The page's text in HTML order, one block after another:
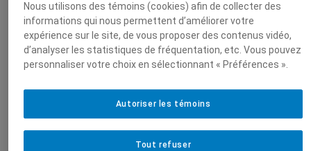
Auteurs-trices
Bouchra Sidi-Hida Abdallah Saaf
Ahmed Aghbal
Nous utilisons des témoins (cookies) afin de collecter des
informations qui nous permettent d’améliorer votre
expérience sur le site, de vous proposer des contenus vidéo,
d’analyser les statistiques de fréquentation, etc. Vous pouvez
personnaliser votre choix en sélectionnant « Préférences ».
Tout refuser
Autoriser les témoins